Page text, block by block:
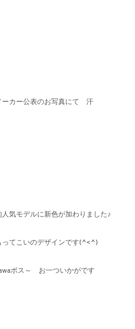
ーカー公表のお写真にて 汗
気モデルに新色が加わりました♪
てこいのデザインです(^<^)
ボス～ お一ついかがです